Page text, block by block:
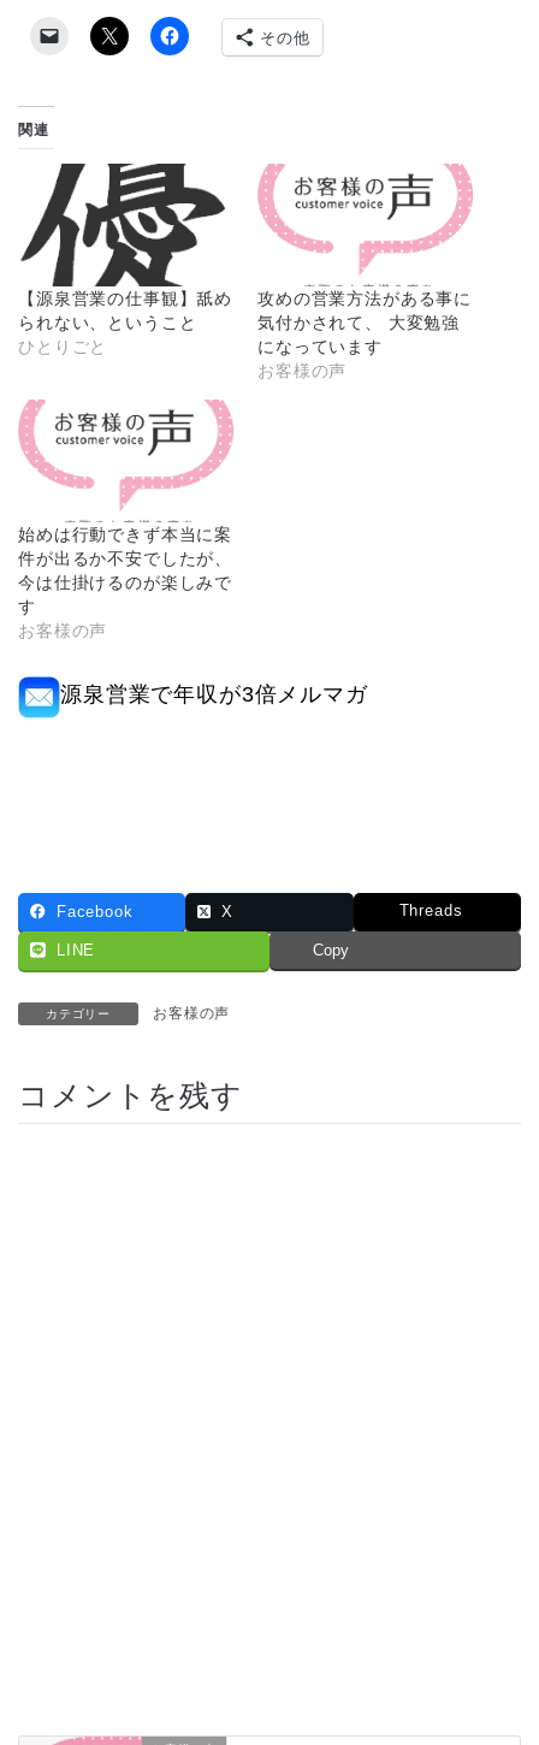
その他
関連
【源泉営業の仕事観】舐め
られない、ということ
ひとりごと
攻めの営業方法がある事に
気付かされて、 大変勉強
になっています
お客様の声
始めは行動できず本当に案
件が出るか不安でしたが、
今は仕掛けるのが楽しみで
す
お客様の声
源泉営業で年収が3倍メルマガ
Facebook X Threads
LINE Copy
カテゴリー お客様の声
コメントを残す